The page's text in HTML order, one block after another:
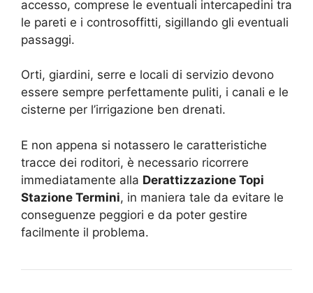
accesso, comprese le eventuali intercapedini tra
le pareti e i controsoffitti, sigillando gli eventuali
passaggi.
Orti, giardini, serre e locali di servizio devono
essere sempre perfettamente puliti, i canali e le
cisterne per l’irrigazione ben drenati.
E non appena si notassero le caratteristiche
tracce dei roditori, è necessario ricorrere
immediatamente alla Derattizzazione Topi
Stazione Termini, in maniera tale da evitare le
conseguenze peggiori e da poter gestire
facilmente il problema.